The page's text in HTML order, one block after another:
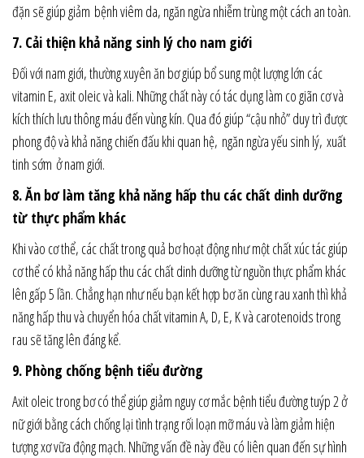
đặn sẽ giúp giảm bệnh viêm da, ngăn ngừa nhiễm trùng một cách an toàn.
7. Cải thiện khả năng sinh lý cho nam giới
Đối với nam giới, thường xuyên ăn bơ giúp bổ sung một lượng lớn các
vitamin E, axit oleic và kali. Những chất này có tác dụng làm co giãn cơ và
kích thích lưu thông máu đến vùng kín. Qua đó giúp “cậu nhỏ” duy trì được
phong độ và khả năng chiến đấu khi quan hệ, ngăn ngừa yếu sinh lý, xuất
tinh sớm ở nam giới.
8. Ăn bơ làm tăng khả năng hấp thu các chất dinh dưỡng
từ thực phẩm khác
Khi vào cơ thể, các chất trong quả bơ hoạt động như một chất xúc tác giúp
cơ thể có khả năng hấp thu các chất dinh dưỡng từ nguồn thực phẩm khác
lên gấp 5 lần. Chẳng hạn như nếu bạn kết hợp bơ ăn cùng rau xanh thì khả
năng hấp thu và chuyển hóa chất vitamin A, D, E, K và carotenoids trong
rau sẽ tăng lên đáng kể.
9. Phòng chống bệnh tiểu đường
Axit oleic trong bơ có thể giúp giảm nguy cơ mắc bệnh tiểu đường tuýp 2 ở
nữ giới bằng cách chống lại tình trạng rối loạn mỡ máu và làm giảm hiện
tượng xơ vữa động mạch. Những vấn đề này đều có liên quan đến sự hình